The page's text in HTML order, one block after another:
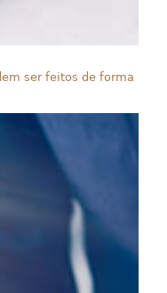
ser feitos de forma